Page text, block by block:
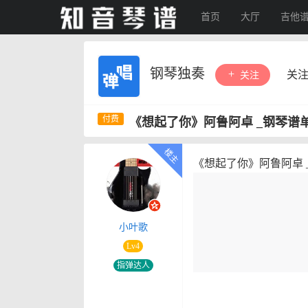
首页 大厅 吉他
钢琴独奏 关注 关
《想起了你》阿鲁阿卓 _钢琴谱
小叶歌
Lv4
指弹达人
《想起了你》阿鲁阿